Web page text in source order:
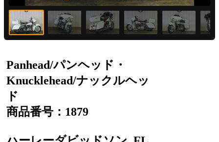
Panhead/パンヘッド・
Knucklehead/ナックルヘッ
ド
商品番号：1879